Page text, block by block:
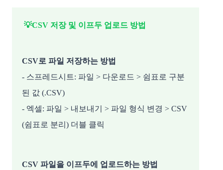
💡CSV 저장 및 이프두 업로드 방법
CSV로 파일 저장하는 방법
- 스프레드시트: 파일 > 다운로드 > 쉼표로 구분
된 값 (.CSV)
- 엑셀: 파일 > 내보내기 > 파일 형식 변경 > CSV
(쉼표로 분리) 더블 클릭
CSV 파일을 이프두에 업로드하는 방법